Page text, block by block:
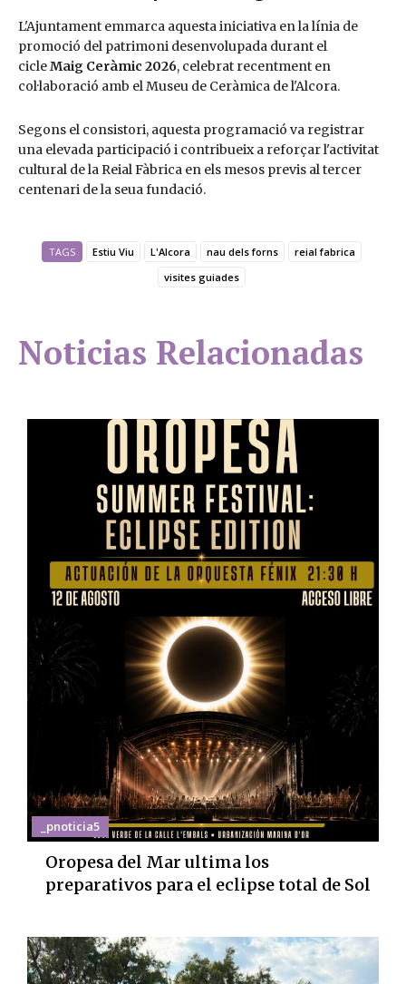
L'Ajuntament emmarca aquesta iniciativa en la línia de
promoció del patrimoni desenvolupada durant el
cicleMaig Ceràmic 2026, celebrat recentment en
col·laboració amb el Museu de Ceràmica de l'Alcora.
Segons el consistori, aquesta programació va registrar
una elevada participació i contribueix a reforçar l'activitat
cultural de la Reial Fàbrica en els mesos previs al tercer
centenari de la seua fundació.
TAGS Estiu Viu L'Alcora nau dels forns
reial fabrica
visites guiades
Noticias Relacionadas
_pnoticia5
Oropesa del Mar ultima los
preparativos para el eclipse total de Sol